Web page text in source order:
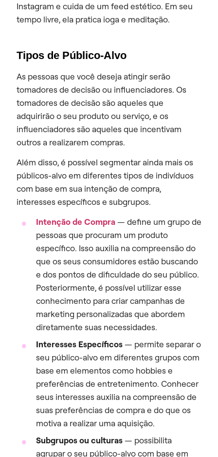
Instagram e cuida de um feed estético. Em seu
tempo livre, ela pratica ioga e meditação.
Tipos de Público-Alvo
As pessoas que você deseja atingir serão
tomadores de decisão ou influenciadores. Os
tomadores de decisão são aqueles que
adquirirão o seu produto ou serviço, e os
influenciadores são aqueles que incentivam
outros a realizarem compras.
Além disso, é possível segmentar ainda mais os
públicos-alvo em diferentes tipos de indivíduos
com base em sua intenção de compra,
interesses específicos e subgrupos.
Intenção de Compra— define um grupo de
pessoas que procuram um produto
específico. Isso auxilia na compreensão do
que os seus consumidores estão buscando
e dos pontos de dificuldade do seu público.
Posteriormente, é possível utilizar esse
conhecimento para criar campanhas de
marketing personalizadas que abordem
diretamente suas necessidades.
Interesses Específicos— permite separar o
seu público-alvo em diferentes grupos com
base em elementos como hobbies e
preferências de entretenimento. Conhecer
seus interesses auxilia na compreensão de
suas preferências de compra e do que os
motiva a realizar uma aquisição.
Subgrupos ou culturas— possibilita
agrupar o seu público-alvo com base em